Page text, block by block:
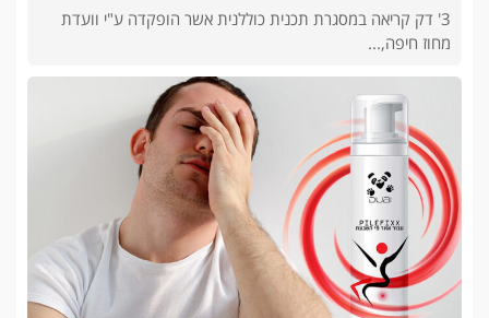
3' דק קריאה במסגרת תכנית כוללנית אשר הופקדה ע"י וועדת
מחוז חיפה,...